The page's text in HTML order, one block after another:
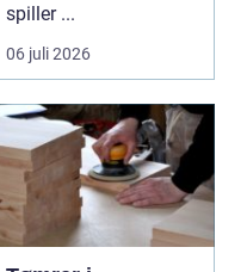
spiller ...
06 juli 2026